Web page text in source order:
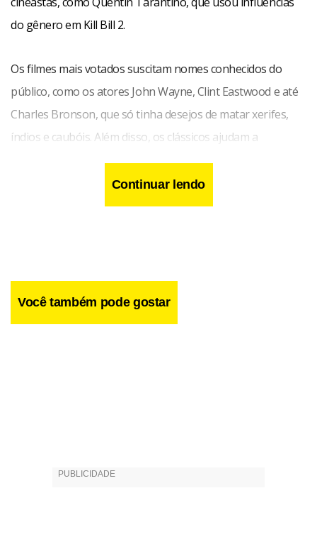
do gênero em Kill Bill 2.
Os filmes mais votados suscitam nomes conhecidos do
público, como os atores John Wayne, Clint Eastwood e até
Charles Bronson, que só tinha desejos de matar xerifes,
índios e caubóis. Além disso, os clássicos ajudam a
reconstruir uma parte importante da história do cinema e
Continuar lendo
Você também pode gostar